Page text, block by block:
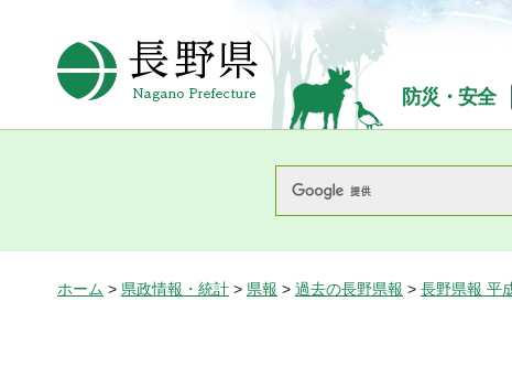
長野県Nagano Prefecture
防災・安全
ホーム > 県政情報・統計 > 県報 > 過去の長野県報 > 長野県報 平